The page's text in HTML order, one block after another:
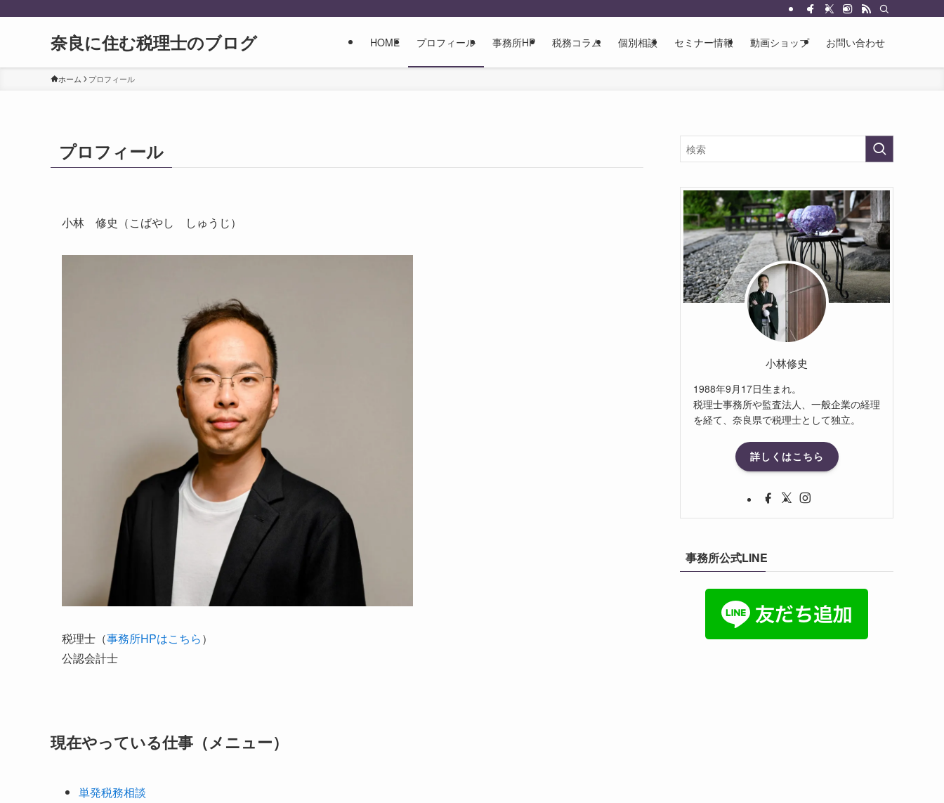
奈良に住む税理士のブログ HOME プロフィール 事務所HP 税務コラム 個別相談 セミナー情報 動画ショップ お問い合わせ
ホーム プロフィール
プロフィール
小林 修史（こばやし しゅうじ）
税理士（事務所HPはこちら）
公認会計士
現在やっている仕事（メニュー）
単発税務相談
小林修史
1988年9月17日生まれ。
税理士事務所や監査法人、一般企業の経理
を経て、奈良県で税理士として独立。
詳しくはこちら
事務所公式LINE